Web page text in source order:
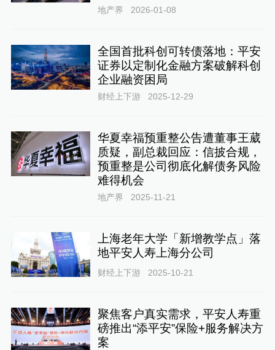
地产界 2026-01-08
全国首批科创可转债落地：平安
证券以定制化金融方案破解科创
企业融资困局
财经上下游 2025-12-29
华夏幸福预重整公告遭董事王葳
质疑，副总裁回应：信披合规，
预重整是公司彻底化解债务风险
难得机会
地产界 2025-11-21
上海老年大学「新增教学点」落
地平安人寿上海分公司
财经上下游 2025-10-21
聚焦客户真实需求，平安人寿重
磅推出“添平安”保险+服务解决方
案